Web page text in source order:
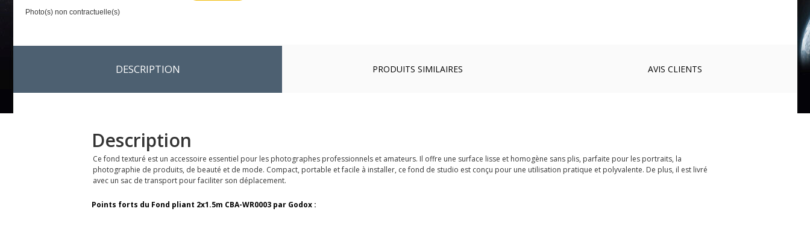
Photo(s) non contractuelle(s)
DESCRIPTION PRODUITS SIMILAIRES AVIS CLIENTS
Description
Ce fond texturé est un accessoire essentiel pour les photographes professionnels et amateurs. Il offre une surface lisse et homogène sans plis, parfaite pour les portraits, la
photographie de produits, de beauté et de mode. Compact, portable et facile à installer, ce fond de studio est conçu pour une utilisation pratique et polyvalente. De plus, il est livré
avec un sac de transport pour faciliter son déplacement.
Points forts du Fond pliant 2x1.5m CBA-WR0003 par Godox :